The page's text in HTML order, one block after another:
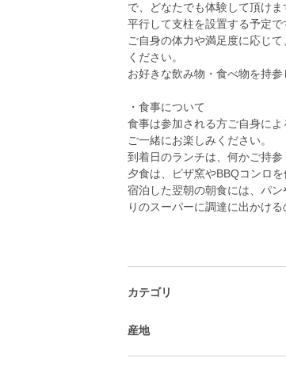
で、どなたでも体験して頂けま
平行して支柱を設置する予定
ご自身の体力や満足度に応じ
ください。
お好きな飲み物・食べ物を持
・食事について
食事は参加される方ご自身に
ご一緒にお楽しみください。
到着日のランチは、何かご持参
夕食は、ピザ窯やBBQコンロ
宿泊した翌朝の朝食には、パ
りのスーパーに調達に出かける
カテゴリ
産地